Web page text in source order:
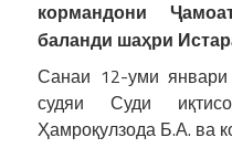
кормандони
баланди шаҳри
Санаи 12-уми
судяи Суди
Ҳамроқулзода Б.А. ва